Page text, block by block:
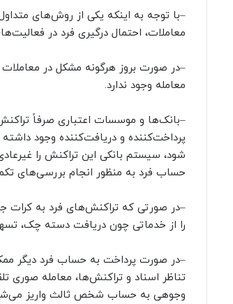
–با توجه به اینکه یکی از روش‌های
معاملات، احتمال درگیری فرد در
–در صورت بروز هرگونه مشکل در
معامله وجود ندارد.
–بانک‌ها و موسسات اعتباری صرفاً
پرداخت‌کننده و دریافت‌کننده وجود داشته
شود، سیستم بانکی این تراکنش را
حساب فرد به منظور انجام بررسی‌های
–در صورتی که تراکنش‌های فرد به کرات
را از خدماتی چون دریافت دسته چک،
–در صورت پرداخت به حساب فرد دیگر
تناظر اسناد و تراکنش‌ها، معامله صوری
وجوهی به حساب شخص ثالث واریز می‌شود